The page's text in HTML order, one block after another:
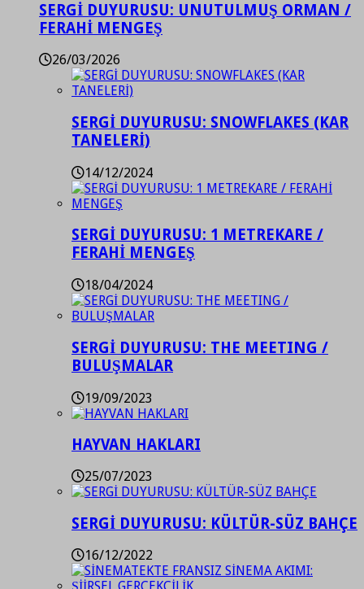
SERGİ DUYURUSU: UNUTULMUŞ ORMAN /
FERAHİ MENGEŞ
26/03/2026
SERGİ DUYURUSU: SNOWFLAKES (KAR
TANELERİ)
14/12/2024
SERGİ DUYURUSU: 1 METREKARE /
FERAHİ MENGEŞ
18/04/2024
SERGİ DUYURUSU: THE MEETING /
BULUŞMALAR
19/09/2023
HAYVAN HAKLARI
25/07/2023
SERGİ DUYURUSU: KÜLTÜR-SÜZ BAHÇE
16/12/2022